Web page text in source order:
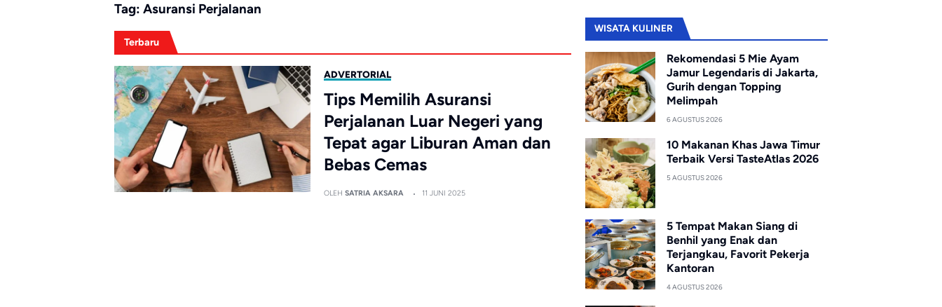
Tag: Asuransi Perjalanan
Terbaru
ADVERTORIAL
Tips Memilih Asuransi
Perjalanan Luar Negeri yang
Tepat agar Liburan Aman dan
Bebas Cemas
OLEHSATRIA AKSARA 11 JUNI 2025
WISATA KULINER
Rekomendasi 5 Mie Ayam
Jamur Legendaris di Jakarta,
Gurih dengan Topping
Melimpah
6 AGUSTUS 2026
10 Makanan Khas Jawa Timur
Terbaik Versi TasteAtlas 2026
5 AGUSTUS 2026
5 Tempat Makan Siang di
Benhil yang Enak dan
Terjangkau, Favorit Pekerja
Kantoran
4 AGUSTUS 2026